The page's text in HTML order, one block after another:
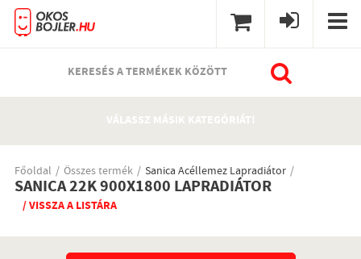
KERESÉS A TERMÉKEK KÖZÖTT
VÁLASSZ MÁSIK KATEGÓRIÁT!
Főoldal Összes termék Sanica Acéllemez Lapradiátor
SANICA 22K 900X1800 LAPRADIÁTOR
/ VISSZA A LISTÁRA